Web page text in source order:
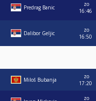
Predrag Banic
zo
16:46
Dalibor Geljic
zo
16:50
Miloš Bubanja
zo
17:20
zo